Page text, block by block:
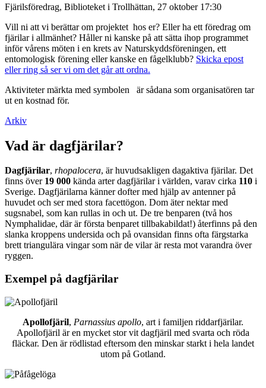
Fjärilsföredrag, Biblioteket i Trollhättan, 27 oktober 17:30
Vill ni att vi berättar om projektet hos er? Eller ha ett föredrag om
fjärilar i allmänhet? Håller ni kanske på att sätta ihop programmet
inför vårens möten i en krets av Naturskyddsföreningen, ett
entomologisk förening eller kanske en fågelklubb? Skicka epost
eller ring så ser vi om det går att ordna.
Aktiviteter märkta med symbolen
är sådana som organisatören tar
ut en kostnad för.
Arkiv
Vad är dagfjärilar?
Dagfjärilar, rhopalocera, är huvudsakligen dagaktiva fjärilar. Det
finns över 19 000 kända arter dagfjärilar i världen, varav cirka 110 i
Sverige. Dagfjärilarna känner dofter med hjälp av antenner på
huvudet och ser med stora facettögon. Dom äter nektar med
sugsnabel, som kan rullas in och ut. De tre benparen (två hos
Nymphalidae, där är första benparet tillbakabildat!) återfinns på den
slanka kroppens undersida och på ovansidan finns ofta färgstarka
brett triangulära vingar som när de vilar är resta mot varandra över
ryggen.
Exempel på dagfjärilar
Apollofjäril, Parnassius apollo, art i familjen riddarfjärilar.
Apollofjäril är en mycket stor vit dagfjäril med svarta och röda
fläckar. Den är rödlistad eftersom den minskar starkt i hela landet
utom på Gotland.